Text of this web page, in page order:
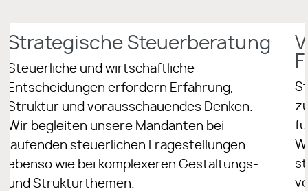
Strategische Steuerberatung
Steuerliche und wirtschaftliche
Entscheidungen erfordern Erfahrung,
Struktur und vorausschauendes Denken.
Wir begleiten unsere Mandanten bei
laufenden steuerlichen Fragestellungen
ebenso wie bei komplexeren Gestaltungs-
und Strukturthemen.